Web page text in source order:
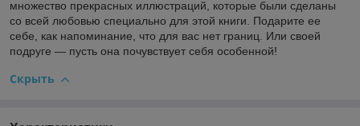
множество прекрасных иллюстраций, которые были сделаны
со всей любовью специально для этой книги. Подарите ее
себе, как напоминание, что для вас нет границ. Или своей
подруге — пусть она почувствует себя особенной!
Скрыть